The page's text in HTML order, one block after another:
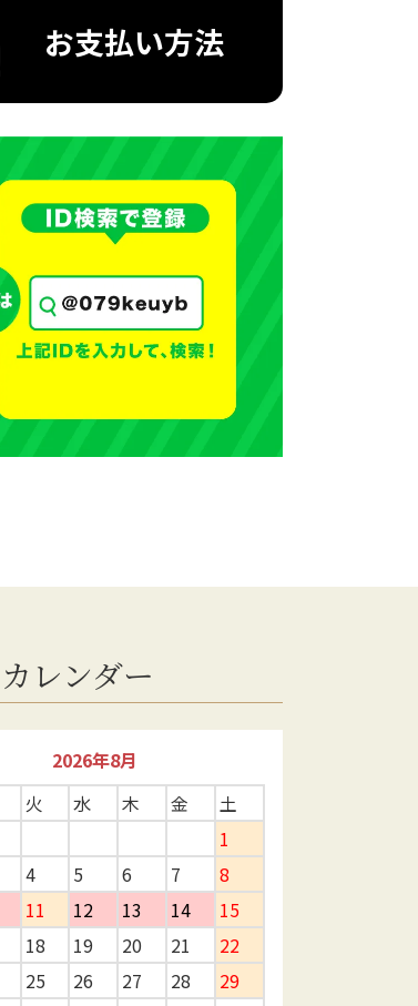
お支払い方法
レンダー
2026年8月
火 水 木 金
土
1
4 5 6 7
8
11 12 13 14
15
18 19 20 21
22
25 26 27 28
29